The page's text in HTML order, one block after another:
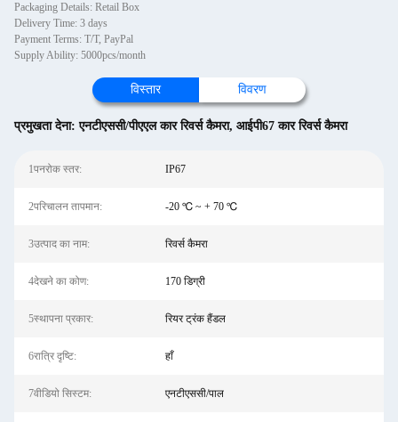
Packaging Details: Retail Box
Delivery Time: 3 days
Payment Terms: T/T, PayPal
Supply Ability: 5000pcs/month
विस्तार विवरण
प्रमुखता देना:एनटीएससी/पीएएल कार रिवर्स कैमरा, आईपी67 कार रिवर्स कैमरा
1पनरोक स्तर: IP67
2परिचालन तापमान: -20 ℃ ~ + 70 ℃
3उत्पाद का नाम: रिवर्स कैमरा
4देखने का कोण: 170 डिग्री
5स्थापना प्रकार: रियर ट्रंक हैंडल
6रात्रि दृष्टि: हाँ
7वीडियो सिस्टम: एनटीएससी/पाल